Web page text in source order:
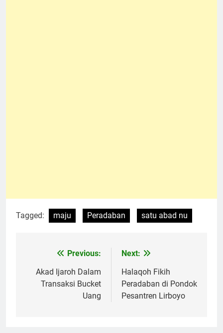
Tagged: maju Peradaban satu abad nu
Navigasi
pos
Previous:
Akad Ijaroh Dalam
Transaksi Bucket
Uang
Next:
Halaqoh Fikih
Peradaban di Pondok
Pesantren Lirboyo